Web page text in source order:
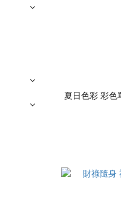
夏日色彩 彩色